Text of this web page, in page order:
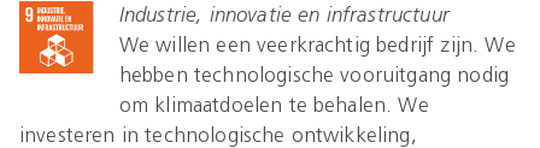
Industrie, innovatie en infrastructuur
We willen een veerkrachtig bedrijf zijn. We
hebben technologische vooruitgang nodig
om klimaatdoelen te behalen. We
investeren in technologische ontwikkeling,